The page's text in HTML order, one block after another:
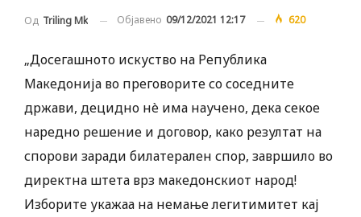
Од Triling Mk Објавено 09/12/2021 12:17 620
„Досегашното искуство на Република
Македонија во преговорите со соседните
држави, децидно нè има научено, дека секое
наредно решение и договор, како резултат на
спорови заради билатерален спор, завршило во
директна штета врз македонскиот народ!
Изборите укажаа на немање легитимитет кај